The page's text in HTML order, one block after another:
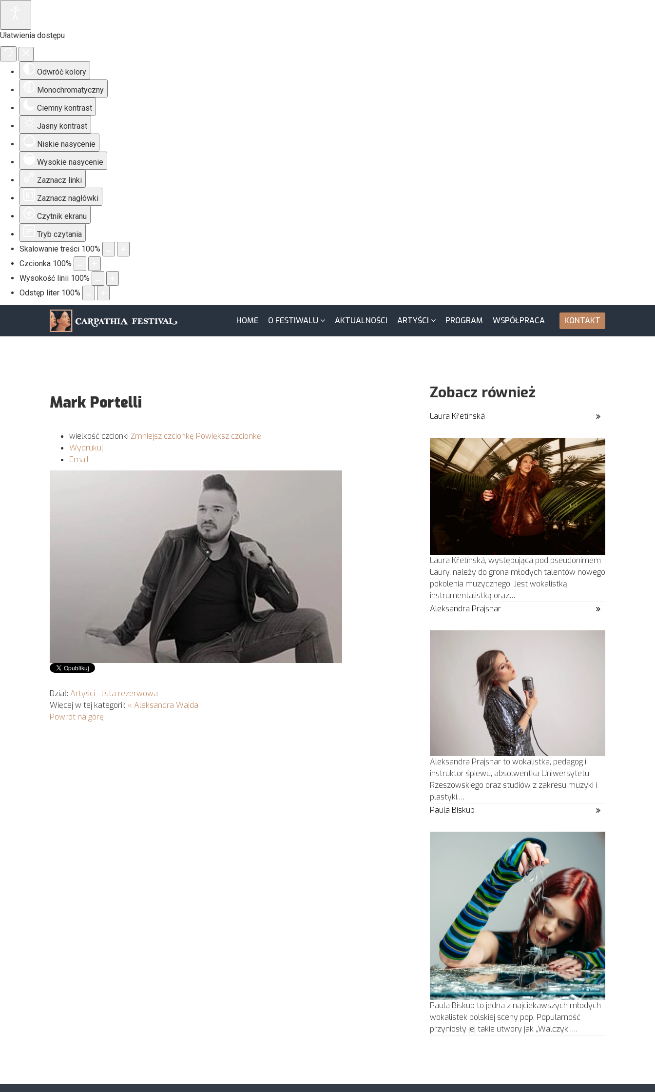
Ułatwienia dostępu
Odwróć kolory
Monochromatyczny
Ciemny kontrast
Jasny kontrast
Niskie nasycenie
Wysokie nasycenie
Zaznacz linki
Zaznacz nagłówki
Czytnik ekranu
Tryb czytania
Skalowanie treści 100%
Czcionka 100%
Wysokość linii 100%
Odstęp liter 100%
HOME O FESTIWALU AKTUALNOŚCI ARTYŚCI PROGRAM WSPÓŁPRACA KONTAKT
Mark Portelli
wielkość czcionki Zmniejsz czcionkę Powiększ czcionkę
Wydrukuj
Email
Dział: Artyści - lista rezerwowa
Więcej w tej kategorii: « Aleksandra Wajda
Powrót na górę
Zobacz również
Laura Křetínská
Laura Křetínská, występująca pod pseudonimem
Laury, należy do grona młodych talentów nowego
pokolenia muzycznego. Jest wokalistką,
instrumentalistką oraz…
Aleksandra Prajsnar
Aleksandra Prajsnar to wokalistka, pedagog i
instruktor śpiewu, absolwentka Uniwersytetu
Rzeszowskiego oraz studiów z zakresu muzyki i
plastyki.…
Paula Biskup
Paula Biskup to jedna z najciekawszych młodych
wokalistek polskiej sceny pop. Popularność
przyniosły jej takie utwory jak „Walczyk”,…